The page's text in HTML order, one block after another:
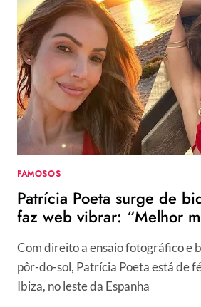
MARIA
BRAGA
VÃO
SAIR
DA
GLOBO?
EMISSORA
BATE
O
MARTELO
DOS
PROGRAMAS;
CONFIRA
FAMOSOS
Patrícia Poeta surge de
faz web vibrar: “Melhor
Com direito a ensaio fotográfico e
pôr-do-sol, Patrícia Poeta está de
Ibiza, no leste da Espanha